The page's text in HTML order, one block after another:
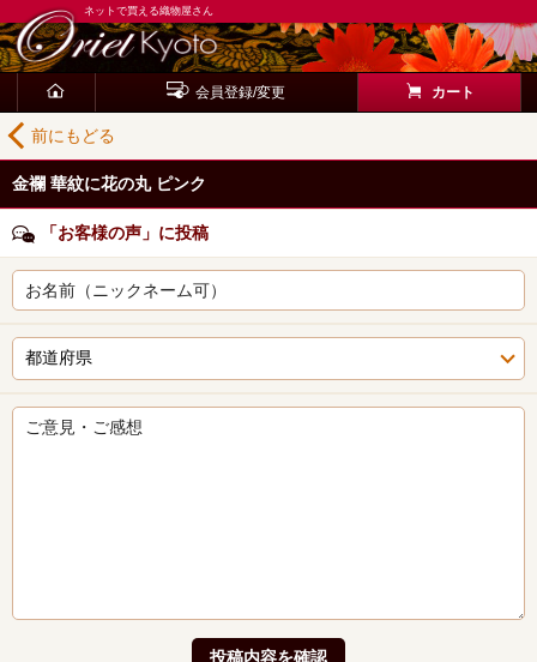
ネットで買える織物屋さん
会員登録/変更 カート
前にもどる
金襴 華紋に花の丸 ピンク
「お客様の声」に投稿